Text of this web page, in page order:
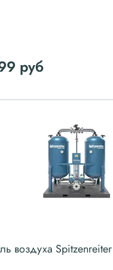
руб
воздуха